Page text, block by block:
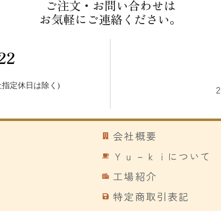
ご注文・お問い合わせは
お気軽にご連絡ください。
定休日は除く)
会社概要
Ｙｕ－ｋｉについて
工場紹介
特定商取引表記